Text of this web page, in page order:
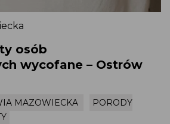
osób
wycofane – Ostrów
MAZOWIECKA
PORODY